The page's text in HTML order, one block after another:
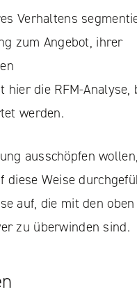
Verhaltens
zum Angebot, ihrer
die RFM-Analyse,
werden.
ausschöpfen
diese Weise
auf, die mit den oben
zu überwinden sind.